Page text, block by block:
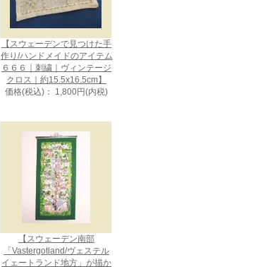
【スウェーデンで見つけた手
作り/ハンドメイドのアイテム
６６６｜刺繍｜ヴィンテージ
クロス｜約15.5x16.5cm】
価格(税込)： 1,800円(内税)
【スウェーデン南部
「Vastergotland/ヴェステル
イェートランド地方」が描か